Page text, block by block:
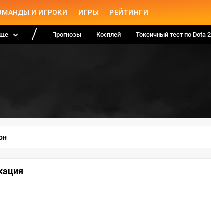
И ИГРОКИ ИГРЫ РЕЙТИНГИ
Прогнозы Косплей Токсичный тест по Dota 2